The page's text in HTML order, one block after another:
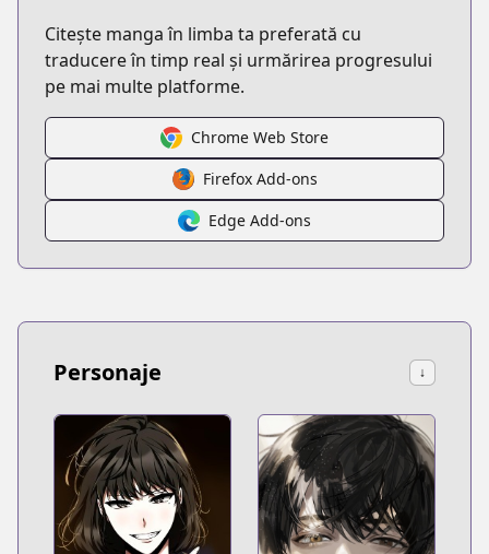
Citește manga în limba ta preferată cu
traducere în timp real și urmărirea progresului
pe mai multe platforme.
Chrome Web Store
Firefox Add-ons
Edge Add-ons
Personaje ↓